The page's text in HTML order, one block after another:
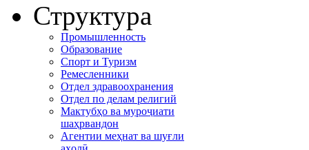
Структура
Промышленность
Образование
Спорт и Туризм
Ремесленники
Отдел здравоохранения
Отдел по делам религий
Мактубҳо ва муроҷиати
шаҳрвандон
Агентии меҳнат ва шуғли